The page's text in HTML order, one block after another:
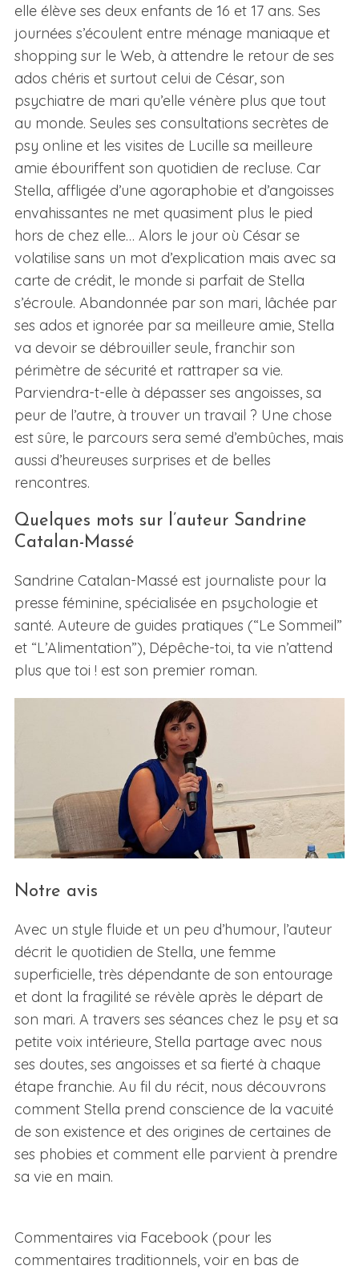
elle élève ses deux enfants de 16 et 17 ans. Ses
journées s’écoulent entre ménage maniaque et
shopping sur le Web, à attendre le retour de ses
ados chéris et surtout celui de César, son
psychiatre de mari qu’elle vénère plus que tout
au monde. Seules ses consultations secrètes de
psy online et les visites de Lucille sa meilleure
amie ébouriffent son quotidien de recluse. Car
Stella, affligée d’une agoraphobie et d’angoisses
envahissantes ne met quasiment plus le pied
hors de chez elle… Alors le jour où César se
volatilise sans un mot d’explication mais avec sa
carte de crédit, le monde si parfait de Stella
s’écroule. Abandonnée par son mari, lâchée par
ses ados et ignorée par sa meilleure amie, Stella
va devoir se débrouiller seule, franchir son
périmètre de sécurité et rattraper sa vie.
Parviendra-t-elle à dépasser ses angoisses, sa
peur de l’autre, à trouver un travail ? Une chose
est sûre, le parcours sera semé d’embûches, mais
aussi d’heureuses surprises et de belles
rencontres.
Quelques mots sur l’auteur Sandrine
Catalan-Massé
Sandrine Catalan-Massé est journaliste pour la
presse féminine, spécialisée en psychologie et
santé. Auteure de guides pratiques (“Le Sommeil”
et “L’Alimentation”), Dépêche-toi, ta vie n’attend
plus que toi ! est son premier roman.
Notre avis
Avec un style fluide et un peu d’humour, l’auteur
décrit le quotidien de Stella, une femme
superficielle, très dépendante de son entourage
et dont la fragilité se révèle après le départ de
son mari. A travers ses séances chez le psy et sa
petite voix intérieure, Stella partage avec nous
ses doutes, ses angoisses et sa fierté à chaque
étape franchie. Au fil du récit, nous découvrons
comment Stella prend conscience de la vacuité
de son existence et des origines de certaines de
ses phobies et comment elle parvient à prendre
sa vie en main.
Commentaires via Facebook (pour les
commentaires traditionnels, voir en bas de
S
e
r
c
h
f
r
: